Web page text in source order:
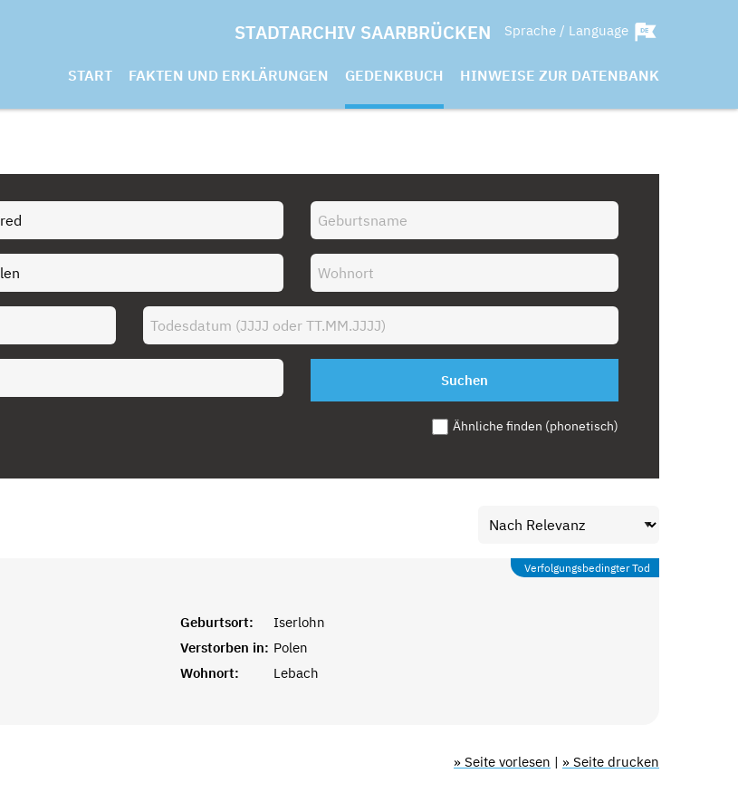
STADTARCHIV SAARBRÜCKEN Sprache / Language
START FAKTEN UND ERKLÄRUNGEN GEDENKBUCH HINWEISE ZUR DATENBANK
Suchen
Ähnliche finden (phonetisch)
Verfolgungsbedingter Tod
Geburtsort:
Iserlohn
Verstorben in: Polen
Wohnort:
Lebach
» Seite vorlesen | » Seite drucken